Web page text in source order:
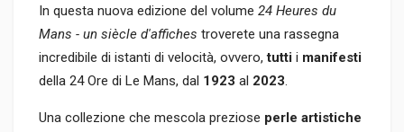
In questa nuova edizione del volume 24 Heures du
Mans - un siècle d'affiches troverete una rassegna
incredibile di istanti di velocità, ovvero, tutti i manifesti
della 24 Ore di Le Mans, dal 1923 al 2023.
Una collezione che mescola preziose perle artistiche